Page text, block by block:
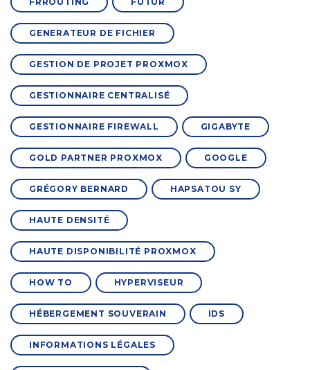
GENERATEUR DE FICHIER
GESTION DE PROJET PROXMOX
GESTIONNAIRE CENTRALISÉ
GESTIONNAIRE FIREWALL GIGABYTE
GOLD PARTNER PROXMOX GOOGLE
GRÉGORY BERNARD HAPSATOU SY
HAUTE DENSITÉ
HAUTE DISPONIBILITÉ PROXMOX
HOW TO HYPERVISEUR
HÉBERGEMENT SOUVERAIN IDS
INFORMATIONS LÉGALES